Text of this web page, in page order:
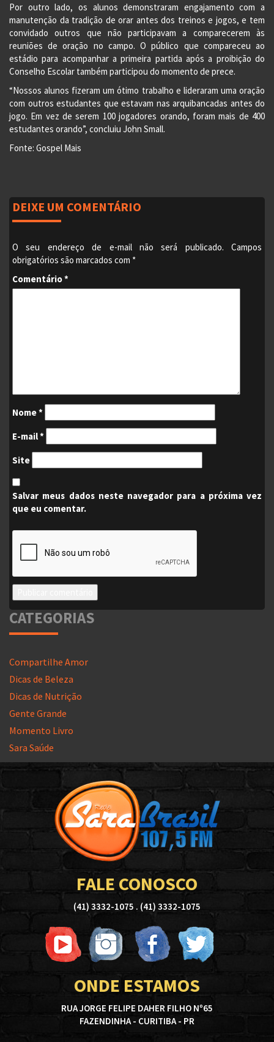
Por outro lado, os alunos demonstraram engajamento com a
manutenção da tradição de orar antes dos treinos e jogos, e tem
convidado outros que não participavam a comparecerem às
reuniões de oração no campo. O público que compareceu ao
estádio para acompanhar a primeira partida após a proibição do
Conselho Escolar também participou do momento de prece.
“Nossos alunos fizeram um ótimo trabalho e lideraram uma oração
com outros estudantes que estavam nas arquibancadas antes do
jogo. Em vez de serem 100 jogadores orando, foram mais de 400
estudantes orando”, concluiu John Small.
Fonte: Gospel Mais
DEIXE UM COMENTÁRIO
O seu endereço de e-mail não será publicado.
Campos
obrigatórios são marcados com *
Comentário*
Nome*
E-mail*
Site
Salvar meus dados neste navegador para a próxima vez
que eu comentar.
CATEGORIAS
Compartilhe Amor
Dicas de Beleza
Dicas de Nutrição
Gente Grande
Momento Livro
Sara Saúde
FALE CONOSCO
(41) 3332-1075 . (41) 3332-1075
ONDE ESTAMOS
RUA JORGE FELIPE DAHER FILHO Nº65
FAZENDINHA - CURITIBA - PR